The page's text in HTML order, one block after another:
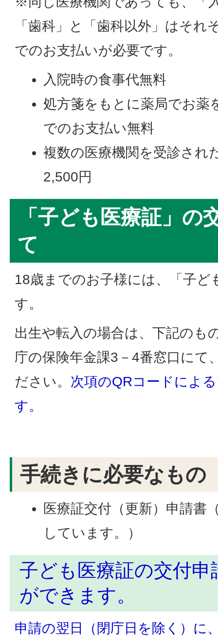
「歯科」と「歯科以外」はそれ
でのお支払いが必要です。
入院時の食事代無料
処方箋をもとに薬局でお薬
でのお支払い無料
複数の医療機関を受診され
2,500円
「子ども医療証」の
て
18歳までのお子様には、「子ど
す。
出生や転入の場合は、下記のも
庁の保険年金課3－4番窓口にて
ださい。 次項のQRコードによ
す。
手続きに必要なもの
医療証交付（更新）申請書
しています。）
子ども医療証の交付申
ができます。
申請の翌日（閉庁日を除く）に